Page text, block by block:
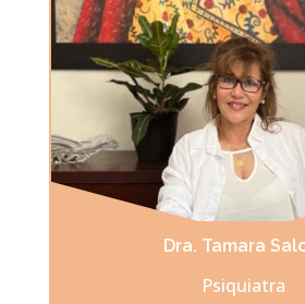
Dra. Tamara
Psiquiatra